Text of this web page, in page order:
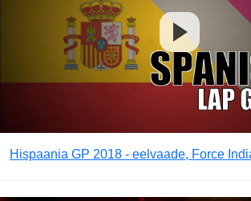
Hispaania GP 2018 - eelvaade, Force